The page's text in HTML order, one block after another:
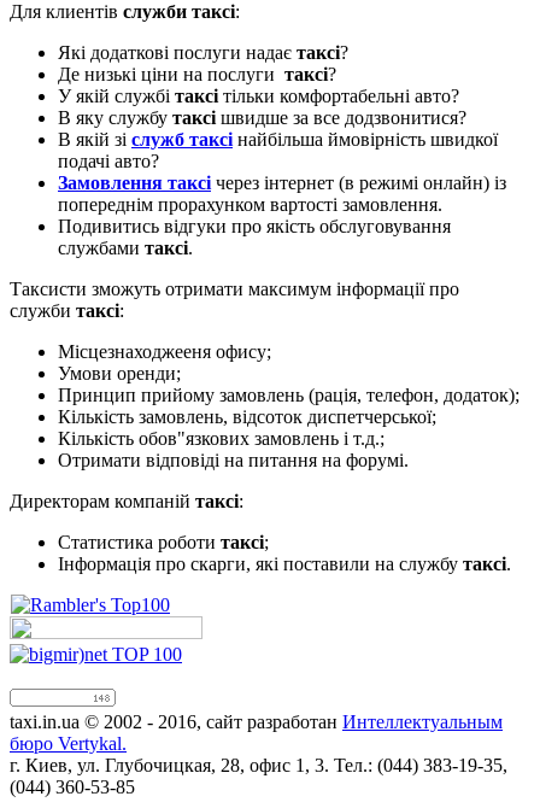
Для клиентів служби таксі:
Які додаткові послуги надає таксі?
Де низькі ціни на послуги таксі?
У якій службі таксітільки комфортабельні авто?
В яку службу таксішвидше за все додзвонитися?
В якій зі служб таксі найбільша ймовірність швидкої
подачі авто?
Замовлення таксічерез інтернет (в режимі онлайн) із
попереднім прорахунком вартості замовлення.
Подивитись відгуки про якість обслуговування
службами таксі.
Таксисти зможуть отримати максимум інформації про
служби таксі:
Місцезнаходжееня офису;
Умови оренди;
Принцип прийому замовлень (рація, телефон, додаток);
Кількість замовлень, відсоток диспетчерської;
Кількість обов"язкових замовлень і т.д.;
Отримати відповіді на питання на форумі.
Директорам компаній таксі:
Статистика роботи таксі;
Інформація про скарги, які поставили на службу таксі.
taxi.in.ua © 2002 - 2016, сайт разработан Интеллектуальным
бюро Vertykal.
г. Киев, ул. Глубочицкая, 28, офис 1, 3. Тел.: (044) 383-19-35,
(044) 360-53-85